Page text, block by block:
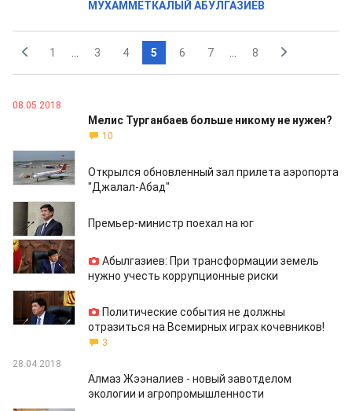
МУХАММЕТКАЛЫЙ АБУЛГАЗИЕВ
1 3 4 5 6 7 8
08.05.2018
Мелис Турганбаев больше никому не нужен?
10
07.05.2018
Открылся обновленный зал прилета аэропорта
"Джалал-Абад"
07.05.2018
Премьер-министр поехал на юг
03.05.2018
Абылгазиев: При трансформации земель
нужно учесть коррупционные риски
02.05.2018
Политические события не должны
отразиться на Всемирных играх кочевников!
3
28.04.2018
Алмаз Жээналиев - новый завотделом
экологии и агропромышленности